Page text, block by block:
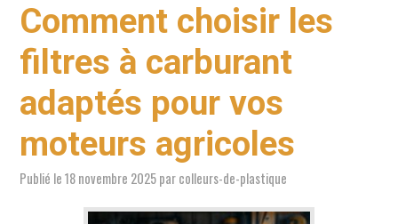
Comment choisir les
filtres à carburant
adaptés pour vos
moteurs agricoles
Publié le18 novembre 2025parcolleurs-de-plastique